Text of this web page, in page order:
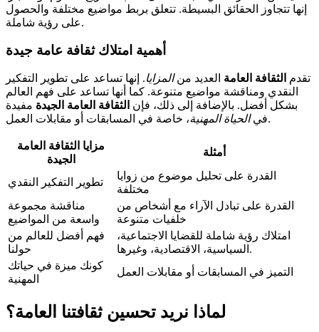
إنها تتجاوز الحقائق البسيطة. تتعلق بربط مواضيع مختلفة والحصول
على رؤية شاملة.
أهمية امتلاك ثقافة عامة جيدة
تقدم الثقافة العامة العديد منالمزايا. إنها تساعد على تطوير التفكير
النقدي ومناقشة مواضيع متنوعة. كما أنها تساعد على فهم العالم
بشكل أفضل. بالإضافة إلى ذلك، فإن الثقافة العامة الجيدة مفيدة
فيالحياة المهنية ، خاصة في المسابقات أو مقابلات العمل.
مزايا الثقافة العامة
الجيدة
أمثلة
تطوير التفكير النقدي
القدرة على تحليل موضوع من زوايا
مختلفة
مناقشة مجموعة
واسعة من المواضيع
القدرة على تبادل الآراء مع أشخاص من
خلفيات متنوعة
فهم أفضل للعالم من
حولنا
امتلاك رؤية شاملة للقضايا الاجتماعية،
السياسية، الاقتصادية، وغيرها.
كونك ميزة في حياتك
المهنية
التميز في المسابقات أو مقابلات العمل
لماذا نريد تحسين ثقافتنا العامة؟